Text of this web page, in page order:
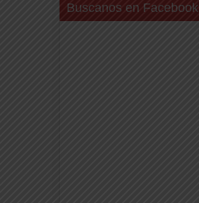
Buscanos en Facebook